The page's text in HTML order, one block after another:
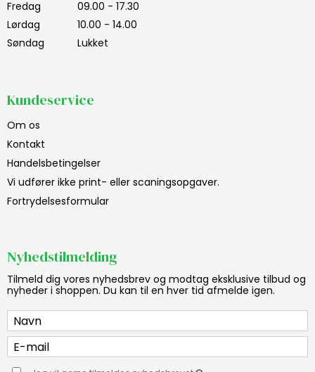
Fredag
09.00 - 17.30
Lørdag
10.00 - 14.00
Søndag
Lukket
Kundeservice
Om os
Kontakt
Handelsbetingelser
Vi udfører ikke print- eller scaningsopgaver.
Fortrydelsesformular
Nyhedstilmelding
Tilmeld dig vores nyhedsbrev og modtag eksklusive tilbud og
nyheder i shoppen. Du kan til en hver tid afmelde igen.